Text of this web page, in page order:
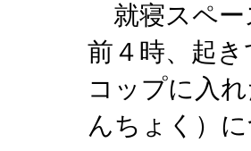
就寝スペー
前４時、起
コップに入
んちょく）